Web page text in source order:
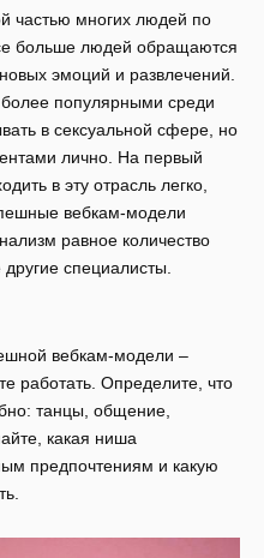
частью многих людей по
больше людей обращаются
эмоций и развлечений.
популярными среди
в сексуальной сфере, но
лично. На первый
в эту отрасль легко,
вебкам-модели
равное количество
специалисты.
вебкам-модели –
работать. Определите, что
танцы, общение,
какая ниша
предпочтениям и какую